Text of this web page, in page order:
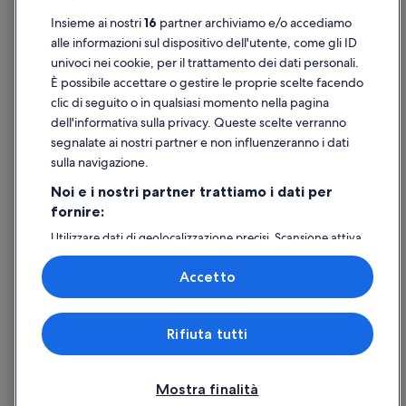
Supporto
Assistenza clienti
Contattaci
Come cancellare un volo
Come modificare la prenotazione di un hotel o una casa vacanze
Utilizzare un coupon Expedia
Documenti per i viaggi internazionali
© 2026 Expedia, Inc., una società di Expedia Group. Tutti i diritti riservati.
Expedia e il logo di Expedia sono marchi registrati o marchi di Expedia,
Insieme ai nostri16 partner archiviamo e/o accediamo
alle informazioni sul dispositivo dell'utente, come gli ID
univoci nei cookie, per il trattamento dei dati personali.
È possibile accettare o gestire le proprie scelte facendo
clic di seguito o in qualsiasi momento nella pagina
dell'informativa sulla privacy. Queste scelte verranno
segnalate ai nostri partner e non influenzeranno i dati
sulla navigazione.
Noi e i nostri partner trattiamo i dati per
fornire:
Utilizzare dati di geolocalizzazione precisi. Scansione attiva
delle caratteristiche del dispositivo ai fini
dell’identificazione. Archiviare informazioni su dispositivo
e/o accedervi. Pubblicità e contenuti personalizzati,
misurazione delle prestazioni dei contenuti e degli
annunci, ricerche sul pubblico, sviluppo di servizi.
Elenco dei partner (fornitori)
Mostra finalità
Rifiuta tutti
Accetto